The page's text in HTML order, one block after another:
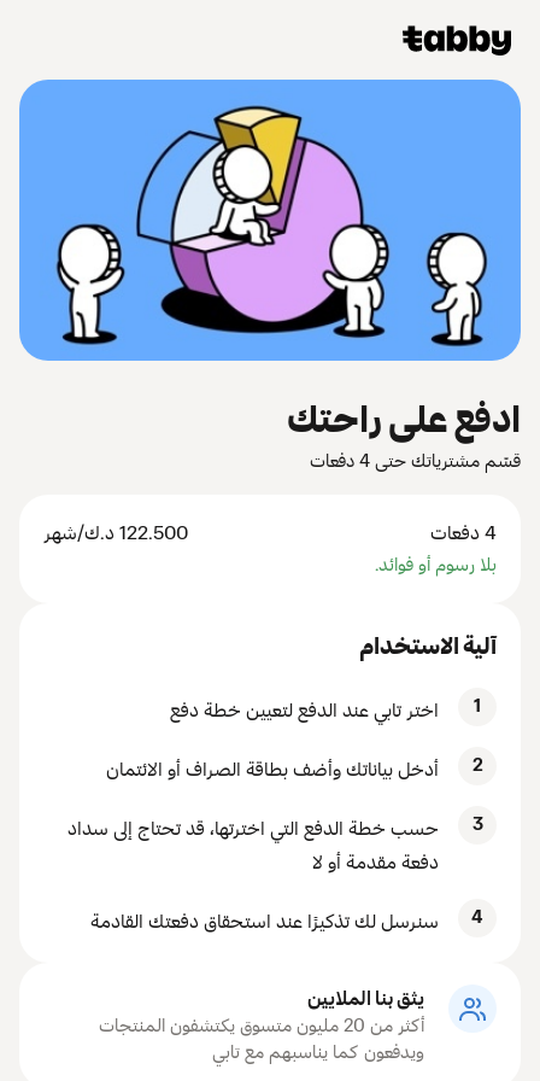
ادفع على راحتك
قسّم مشترياتك حتى 4 دفعات
4 دفعات 122.500 د.ك/شهر
بلا رسوم أو فوائد.
آلية الاستخدام
1 اختر تابي عند الدفع لتعيين خطة دفع
2 أدخل بياناتك وأضف بطاقة الصراف أو الائتمان
3
حسب خطة الدفع التي اخترتها، قد تحتاج إلى سداد
دفعة مقدمة أو لا
4 سنرسل لك تذكيرًا عند استحقاق دفعتك القادمة
يثق بنا الملايين
أكثر من 20 مليون متسوق يكتشفون المنتجات
ويدفعون كما يناسبهم مع تابي